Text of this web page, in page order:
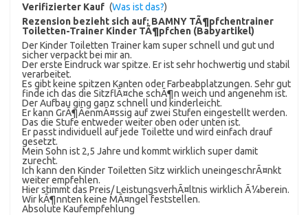
Verifizierter Kauf (Was ist das?)
Rezension bezieht sich auf: BAMNY TÃ¶pfchentrainer
Toiletten-Trainer Kinder TÃ¶pfchen (Babyartikel)
Der Kinder Toiletten Trainer kam super schnell und gut und
sicher verpackt bei mir an.
Der erste Eindruck war spitze. Er ist sehr hochwertig und stabil
verarbeitet.
Es gibt keine spitzen Kanten oder Farbeabplatzungen. Sehr gut
finde ich das die SitzflÃ¤che schÃ¶n weich und angenehm ist.
Der Aufbau ging ganz schnell und kinderleicht.
Er kann GrÃ¶ÃenmÃ¤ssig auf zwei Stufen eingestellt werden.
Das die Stufe entweder weiter oben oder unten ist.
Er passt individuell auf jede Toilette und wird einfach drauf
gesetzt.
Mein Sohn ist 2,5 Jahre und kommt wirklich super damit
zurecht.
Ich kann den Kinder Toiletten Sitz wirklich uneingeschrÃ¤nkt
weiter empfehlen.
Hier stimmt das Preis/ LeistungsverhÃ¤ltnis wirklich Ã¼berein.
Wir kÃ¶nnten keine MÃ¤ngel feststellen.
Absolute Kaufempfehlung